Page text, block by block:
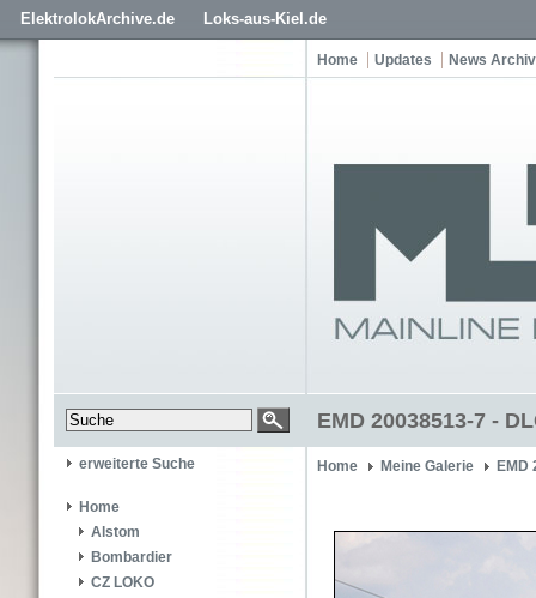
ElektrolokArchive.de Loks-aus-Kiel.de
Home Updates News Archiv
EMD 20038513-7 -
erweiterte Suche
Home
Alstom
Bombardier
CZ LOKO
Home Meine Galerie EMD